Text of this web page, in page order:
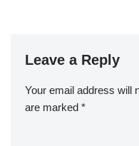
Leave a Reply
Your email address will
are marked *